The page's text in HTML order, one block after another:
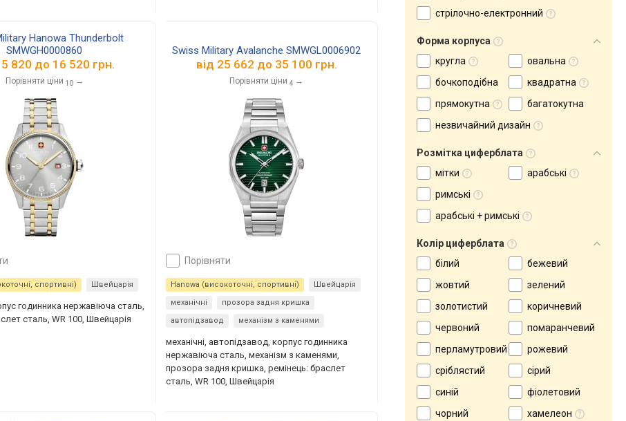
Hanowa Thunderbolt
SMWGH0000860
820 до 16 520 грн.
Порівняти ціни 10 →
спортивні) Швейцарія
годинника нержавіюча сталь,
сталь, WR 100, Швейцарія
Swiss Military Avalanche SMWGL0006902
від 25 662 до 35 100 грн.
Порівняти ціни 4 →
порівняти
Hanowa (високоточні, спортивні)
Швейцарія
механічні
прозора задня кришка
автопідзавод
механізм з каменями
механічні, автопідзавод, корпус годинника
нержавіюча сталь, механізм з каменями,
прозора задня кришка, ремінець: браслет
сталь, WR 100, Швейцарія
стрілочно-електронний
Форма корпуса
кругла
овальна
бочкоподібна
квадратна
прямокутна
багатокутна
незвичайний дизайн
Розмітка циферблата
мітки
арабські
римські
арабські + римські
Колір циферблата
білий
бежевий
жовтий
зелений
золотистий
коричневий
червоний
помаранчевий
перламутровий
рожевий
сріблястий
сірий
синій
фіолетовий
чорний
хамелеон